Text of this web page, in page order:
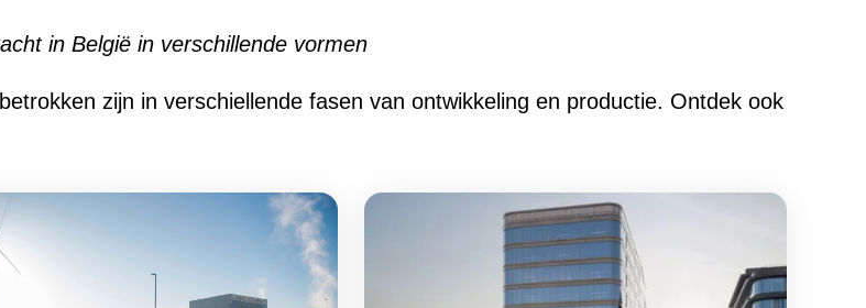
in België in verschillende vormen
zijn in verschiellende fasen van ontwikkeling en productie. Ontdek ook